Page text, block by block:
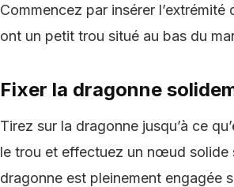
Commencez par insérer
ont un petit trou situé au bas du
Fixer la dragonne
Tirez sur la dragonne jusqu’à ce
le trou et effectuez un nœud solide
dragonne est pleinement engagée